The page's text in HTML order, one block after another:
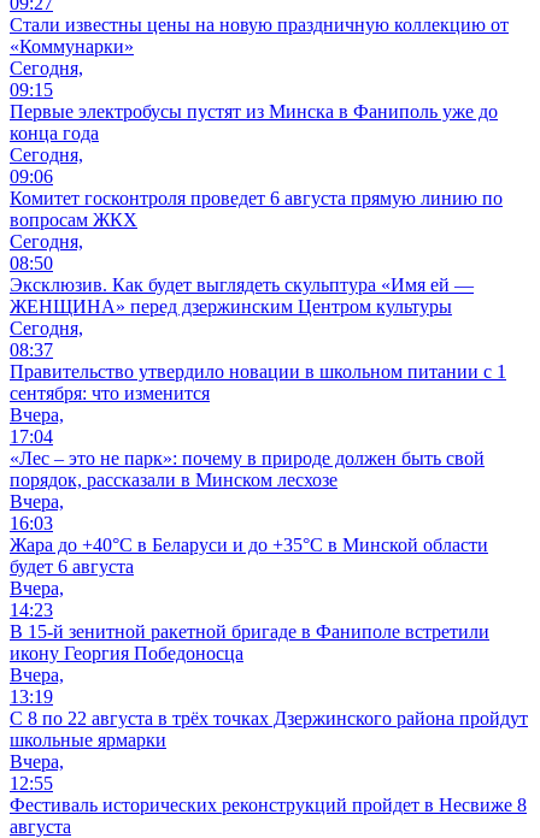
Стали известны цены на новую праздничную коллекцию от
«Коммунарки»
Сегодня,
09:15
Первые электробусы пустят из Минска в Фаниполь уже до
конца года
Сегодня,
09:06
Комитет госконтроля проведет 6 августа прямую линию по
вопросам ЖКХ
Сегодня,
08:50
Эксклюзив. Как будет выглядеть скульптура «Имя ей —
ЖЕНЩИНА» перед дзержинским Центром культуры
Сегодня,
08:37
Правительство утвердило новации в школьном питании с 1
сентября: что изменится
Вчера,
17:04
«Лес – это не парк»: почему в природе должен быть свой
порядок, рассказали в Минском лесхозе
Вчера,
16:03
Жара до +40°С в Беларуси и до +35°С в Минской области
будет 6 августа
Вчера,
14:23
В 15-й зенитной ракетной бригаде в Фаниполе встретили
икону Георгия Победоносца
Вчера,
13:19
С 8 по 22 августа в трёх точках Дзержинского района пройдут
школьные ярмарки
Вчера,
12:55
Фестиваль исторических реконструкций пройдет в Несвиже 8
августа